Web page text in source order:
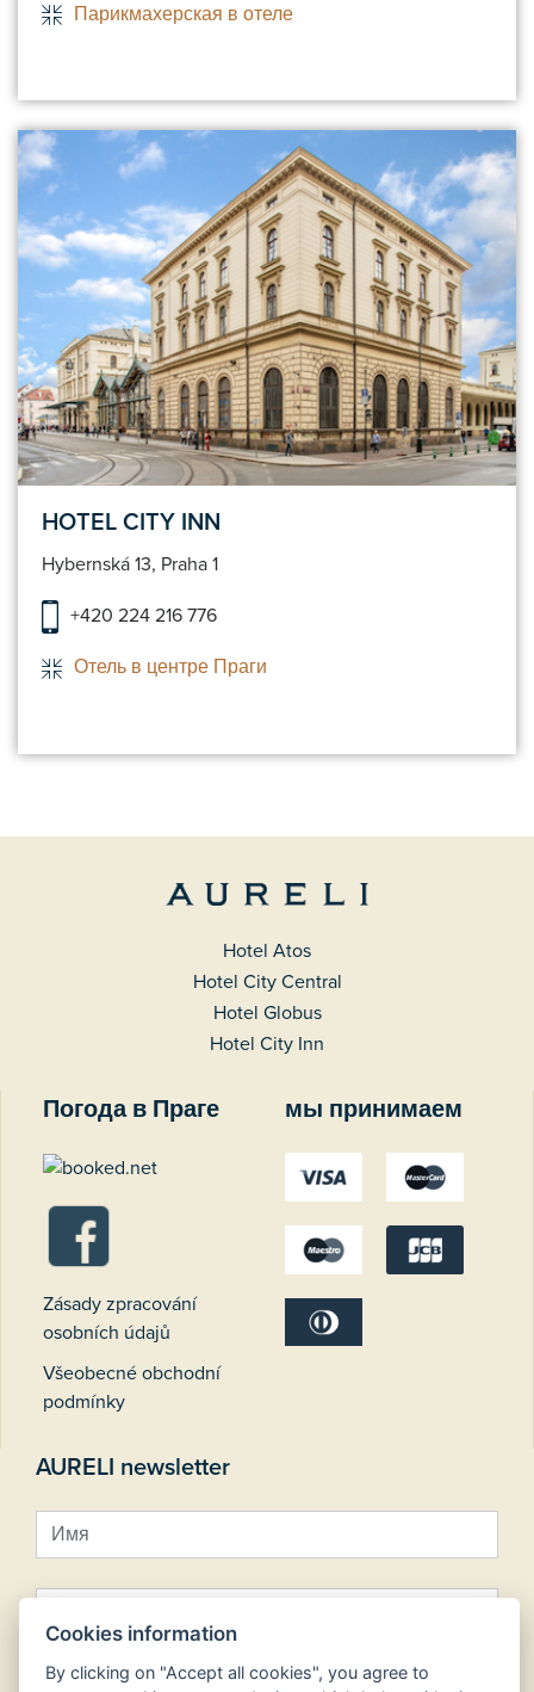
Парикмахерская в отеле
HOTEL CITY INN
Hybernská 13, Praha 1
+420 224 216 776
Отель в центре Праги
Hotel Atos
Hotel City Central
Hotel Globus
Hotel City Inn
Погода в Праге
Zásady zpracování
osobních údajů
Všeobecné obchodní
podmínky
мы принимаем
AURELI newsletter
Cookies information
By clicking on "Accept all cookies", you agree to